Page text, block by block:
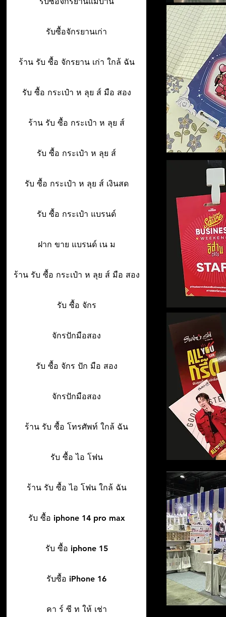
รับซื้อจักรยานเก่า
ร้าน รับ ซื้อ จักรยาน เก่า ใกล้ ฉัน
รับ ซื้อ กระเป๋า ห ลุย ส์ มือ สอง
ร้าน รับ ซื้อ กระเป๋า ห ลุย ส์
รับ ซื้อ กระเป๋า ห ลุย ส์
รับ ซื้อ กระเป๋า ห ลุย ส์ เงินสด
รับ ซื้อ กระเป๋า แบรนด์
ฝาก ขาย แบรนด์ เน ม
ร้าน รับ ซื้อ กระเป๋า ห ลุย ส์ มือ สอง
รับ ซื้อ จักร
จักรปักมือสอง
รับ ซื้อ จักร ปัก มือ สอง
จักรปักมือสอง
ร้าน รับ ซื้อ โทรศัพท์ ใกล้ ฉัน
รับ ซื้อ ไอ โฟน
ร้าน รับ ซื้อ ไอ โฟน ใกล้ ฉัน
รับ ซื้อ iphone 14 pro max
รับ ซื้อ iphone 15
รับซื้อ iPhone 16
คา ร์ ซี ท ให้ เช่า